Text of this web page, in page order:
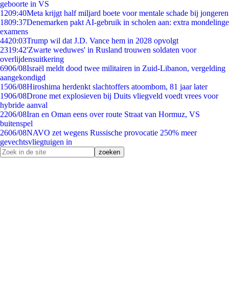
geboorte in VS
1209:40Meta krijgt half miljard boete voor mentale schade bij jongeren
1809:37Denemarken pakt AI-gebruik in scholen aan: extra mondelinge
examens
4420:03Trump wil dat J.D. Vance hem in 2028 opvolgt
2319:42'Zwarte weduwes' in Rusland trouwen soldaten voor
overlijdensuitkering
6906/08Israël meldt dood twee militairen in Zuid-Libanon, vergelding
aangekondigd
1506/08Hiroshima herdenkt slachtoffers atoombom, 81 jaar later
1906/08Drone met explosieven bij Duits vliegveld voedt vrees voor
hybride aanval
2206/08Iran en Oman eens over route Straat van Hormuz, VS
buitenspel
2606/08NAVO zet wegens Russische provocatie 250% meer
gevechtsvliegtuigen in